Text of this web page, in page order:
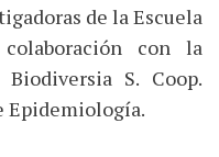
de la Escuela
con la
S. Coop.
Epidemiología.